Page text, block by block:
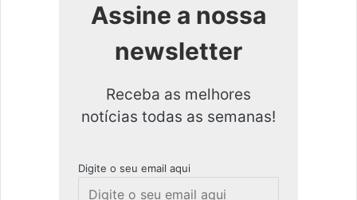
Assine a nossa
newsletter
Receba as melhores
notícias todas as semanas!
Digite o seu email aqui